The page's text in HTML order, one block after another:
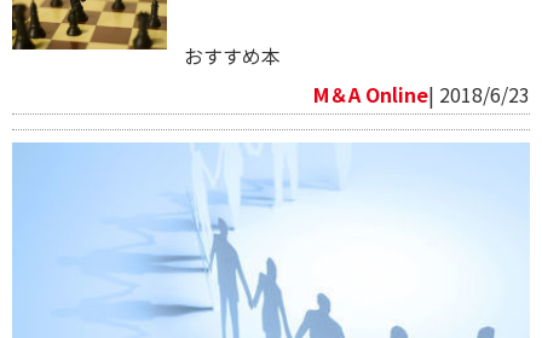
おすすめ本
M＆A Online| 2018/6/23